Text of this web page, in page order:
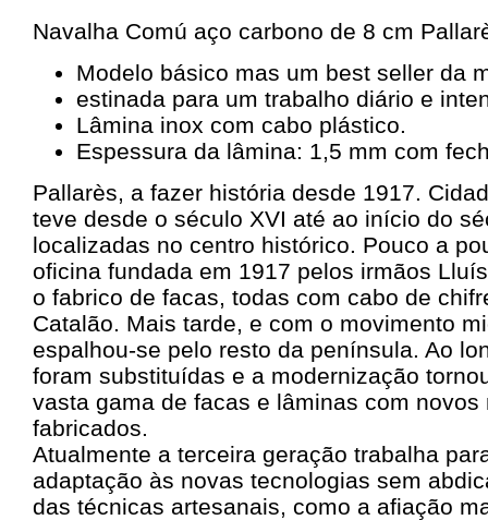
Navalha Comú aço carbono de 8 cm
Modelo básico mas um best seller da
estinada para um trabalho diário e
Lâmina inox com cabo plástico.
Espessura da lâmina: 1,5 mm com
Pallarès, a fazer história desde 1917.
teve desde o século XVI até ao início do
localizadas no centro histórico. Pouco a
oficina fundada em 1917 pelos irmãos
o fabrico de facas, todas com cabo de
Catalão. Mais tarde, e com o movimento
espalhou-se pelo resto da península. Ao
foram substituídas e a modernização
vasta gama de facas e lâminas com
fabricados.
Atualmente a terceira geração trabalha
adaptação às novas tecnologias sem
das técnicas artesanais, como a afiação